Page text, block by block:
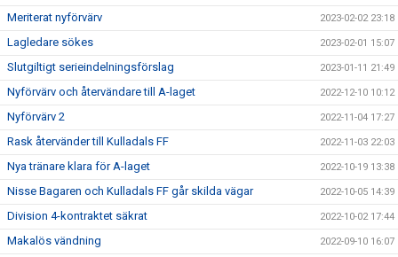
Meriterat nyförvärv 2023-02-02 23:18
Lagledare sökes 2023-02-01 15:07
Slutgiltigt serieindelningsförslag 2023-01-11 21:49
Nyförvärv och återvändare till A-laget 2022-12-10 10:12
Nyförvärv 2 2022-11-04 17:27
Rask återvänder till Kulladals FF 2022-11-03 22:03
Nya tränare klara för A-laget 2022-10-19 13:38
Nisse Bagaren och Kulladals FF går skilda vägar 2022-10-05 14:39
Division 4-kontraktet säkrat 2022-10-02 17:44
Makalös vändning 2022-09-10 16:07